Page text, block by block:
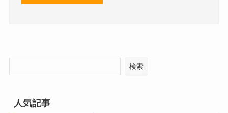
検索
人気記事